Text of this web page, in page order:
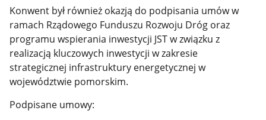
Konwent był również okazją do podpisania umów w
ramach Rządowego Funduszu Rozwoju Dróg oraz
programu wspierania inwestycji JST w związku z
realizacją kluczowych inwestycji w zakresie
strategicznej infrastruktury energetycznej w
województwie pomorskim.
Podpisane umowy: